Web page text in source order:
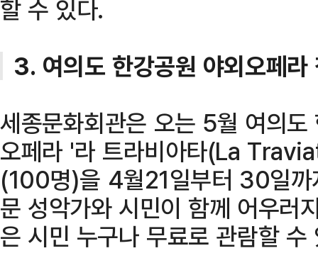
할 수 있다.
3. 여의도 한강공원 야외오페
세종문화회관은 오는 5월 여의
오페라 '라 트라비아타(La
(100명)을 4월21일부터 30일까
문 성악가와 시민이 함께 어우러
은 시민 누구나 무료로 관람할 수